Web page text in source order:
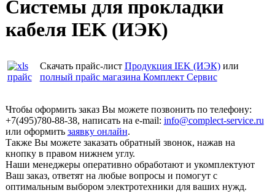
Системы для прокладки
кабеля IEK (ИЭК)
Скачать прайс-лист Продукция IEK (ИЭК)или
полный прайс магазина Комплект Сервис
Чтобы оформить заказ Вы можете позвонить по телефону:
+7(495)780-88-38, написать на e-mail: info@complect-service.ru
или оформить заявку онлайн.
Также Вы можете заказать обратный звонок, нажав на
кнопку в правом нижнем углу.
Наши менеджеры оперативно обработают и укомплектуют
Ваш заказ, ответят на любые вопросы и помогут с
оптимальным выбором электротехники для ваших нужд.